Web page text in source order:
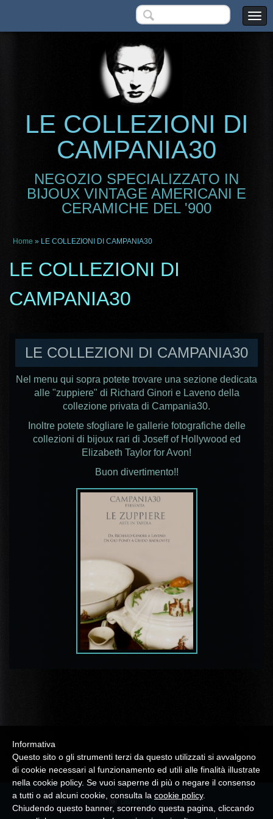
LE COLLEZIONI DI
CAMPANIA30
NEGOZIO SPECIALIZZATO IN
BIJOUX VINTAGE AMERICANI E
CERAMICHE DEL '900
Home » LE COLLEZIONI DI CAMPANIA30
LE COLLEZIONI DI
CAMPANIA30
LE COLLEZIONI DI CAMPANIA30
Nel menu qui sopra potete trovare una sezione dedicata
alle "zuppiere" di Richard Ginori e Laveno della
collezione privata di Campania30.
Inoltre potete sfogliare le gallerie fotografiche delle
collezioni di bijoux rari di Joseff of Hollywood ed
Elizabeth Taylor for Avon!
Buon divertimento!!
08/08/2026
Informativa
Questo sito o gli strumenti terzi da questo utilizzati si avvalgono
di cookie necessari al funzionamento ed utili alle finalità illustrate
nella cookie policy. Se vuoi saperne di più o negare il consenso
a tutti o ad alcuni cookie, consulta la cookie policy.
Chiudendo questo banner, scorrendo questa pagina, cliccando